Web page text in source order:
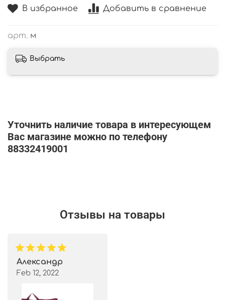
В избранное Добавить в сравнение
арт. м
Выбрать
Уточнить наличие товара в интересующем
Вас магазине можно по телефону
88332419001
Отзывы на товары
Александр
Feb 12, 2022